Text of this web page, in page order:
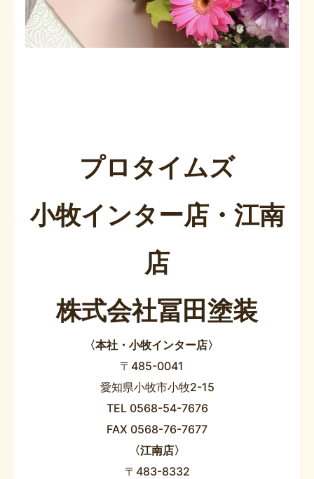
プロタイムズ
小牧インター店・江南
店
株式会社冨田塗装
〈本社・小牧インター店〉
〒485-0041
愛知県小牧市小牧2-15
TEL 0568-54-7676
FAX 0568-76-7677
〈江南店〉
〒483-8332